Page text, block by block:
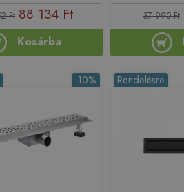
Ft 88 134 Ft
Kosárba
37 990 Ft
-10% Rendelésre